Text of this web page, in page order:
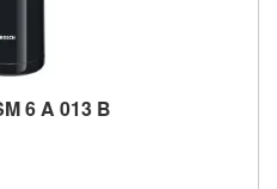
6 A 013 B